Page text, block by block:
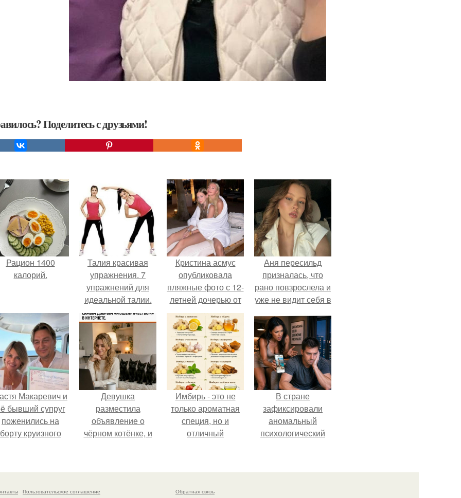
Поделитесь с друзьями!
Рацион 1400
калорий.
Талия красивая
упражнения. 7
упражнений для
идеальной талии.
Кристина асмус
опубликовала
пляжные фото с 12-
летней дочерью от
Гарика Харламова.
Аня пересильд
призналась, что
рано повзрослела и
уже не видит себя в
Макаревич и
бывший супруг
поженились на
борту круизного
Девушка
разместила
объявление о
чёрном котёнке, и
новый дом.
Имбирь - это не
только ароматная
специя, но и
отличный
и блюд.
В стране
зафиксировали
аномальный
психологический
жесткая депрессия
Пользовательское соглашение Обратная связь